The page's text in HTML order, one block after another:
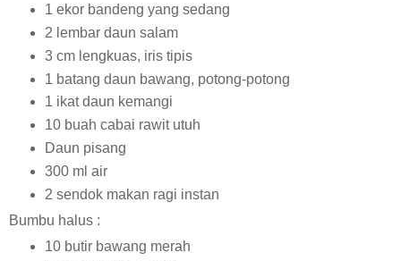
1 ekor bandeng yang sedang
2 lembar daun salam
3 cm lengkuas, iris tipis
1 batang daun bawang, potong-potong
1 ikat daun kemangi
10 buah cabai rawit utuh
Daun pisang
300 ml air
2 sendok makan ragi instan
Bumbu halus :
10 butir bawang merah